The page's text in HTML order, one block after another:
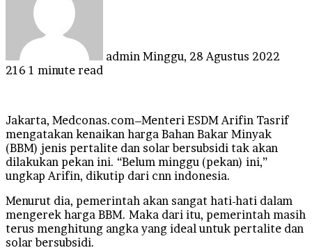
admin Minggu, 28 Agustus 2022
216 1 minute read
Jakarta, Medconas.com–Menteri ESDM Arifin Tasrif
mengatakan kenaikan harga Bahan Bakar Minyak
(BBM) jenis pertalite dan solar bersubsidi tak akan
dilakukan pekan ini. “Belum minggu (pekan) ini,”
ungkap Arifin, dikutip dari cnn indonesia.
Menurut dia, pemerintah akan sangat hati-hati dalam
mengerek harga BBM. Maka dari itu, pemerintah masih
terus menghitung angka yang ideal untuk pertalite dan
solar bersubsidi.